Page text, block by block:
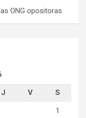
ONG opositoras
J V S
1